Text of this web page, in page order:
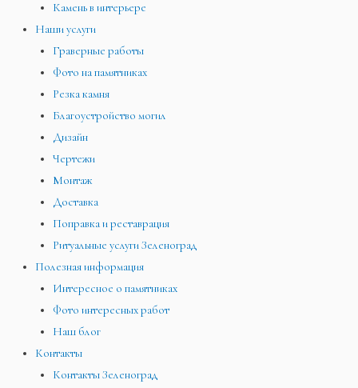
Камень в интерьере
Наши услуги
Граверные работы
Фото на памятниках
Резка камня
Благоустройство могил
Дизайн
Чертежи
Монтаж
Доставка
Поправка и реставрация
Ритуальные услуги Зеленоград
Полезная информация
Интересное о памятниках
Фото интересных работ
Наш блог
Контакты
Контакты Зеленоград